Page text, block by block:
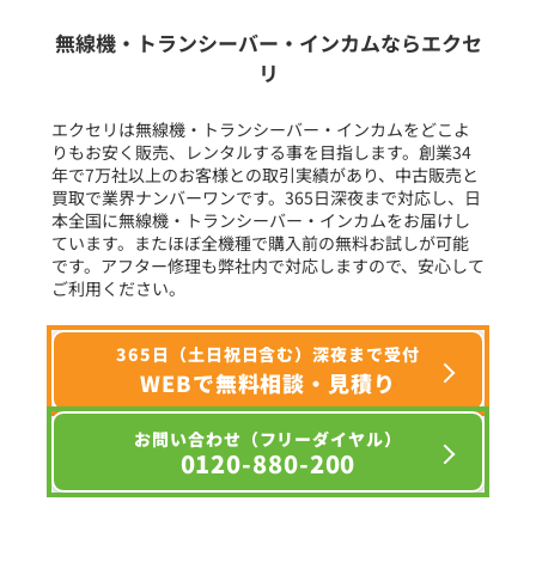
フリーワード入力(製品名等)
選択条件をリセット
無線機・トランシーバー・インカムならエクセ
リ
エクセリは無線機・トランシーバー・インカムをどこよ
りもお安く販売、レンタルする事を目指します。創業34
年で7万社以上のお客様との取引実績があり、中古販売と
買取で業界ナンバーワンです。365日深夜まで対応し、日
本全国に無線機・トランシーバー・インカムをお届けし
ています。またほぼ全機種で購入前の無料お試しが可能
です。アフター修理も弊社内で対応しますので、安心して
ご利用ください。
365日（土日祝日含む）深夜まで受付
WEBで無料相談・見積り
お問い合わせ（フリーダイヤル）
0120-880-200